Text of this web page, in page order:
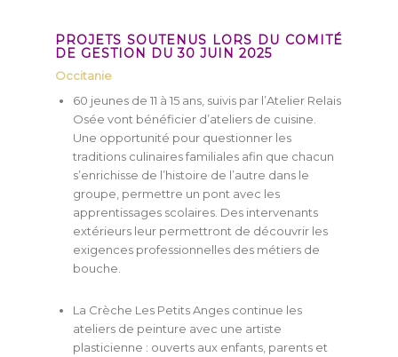
PROJETS SOUTENUS LORS DU COMITÉ
DE GESTION DU 30 JUIN 2025
Occitanie
60 jeunes de 11 à 15 ans, suivis par l’Atelier Relais
Osée vont bénéficier d’ateliers de cuisine.
Une opportunité pour questionner les
traditions culinaires familiales afin que chacun
s’enrichisse de l’histoire de l’autre dans le
groupe, permettre un pont avec les
apprentissages scolaires. Des intervenants
extérieurs leur permettront de découvrir les
exigences professionnelles des métiers de
bouche.
La Crèche Les Petits Anges continue les
ateliers de peinture avec une artiste
plasticienne : ouverts aux enfants, parents et